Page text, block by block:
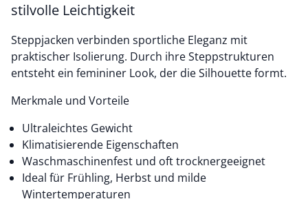
stilvolle Leichtigkeit
Steppjacken verbinden sportliche Eleganz mit
praktischer Isolierung. Durch ihre Steppstrukturen
entsteht ein femininer Look, der die Silhouette formt.
Merkmale und Vorteile
Ultraleichtes Gewicht
Klimatisierende Eigenschaften
Waschmaschinenfest und oft trocknergeeignet
Ideal für Frühling, Herbst und milde
Wintertemperaturen